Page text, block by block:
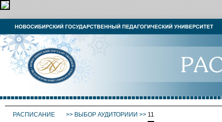
РАСПИСАНИЕ >> ВЫБОР АУДИТОРИИИ >> 11